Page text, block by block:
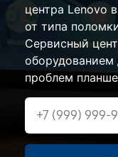
центра Lenovo
от типа
Сервисный
оборудованием
проблем